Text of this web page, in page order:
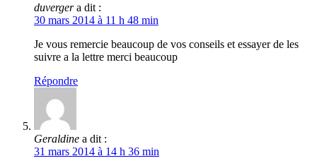
duverger a dit :
30 mars 2014 à 11 h 48 min
Je vous remercie beaucoup de vos conseils et essayer de les
suivre a la lettre merci beaucoup
Répondre
Geraldine a dit :
31 mars 2014 à 14 h 36 min